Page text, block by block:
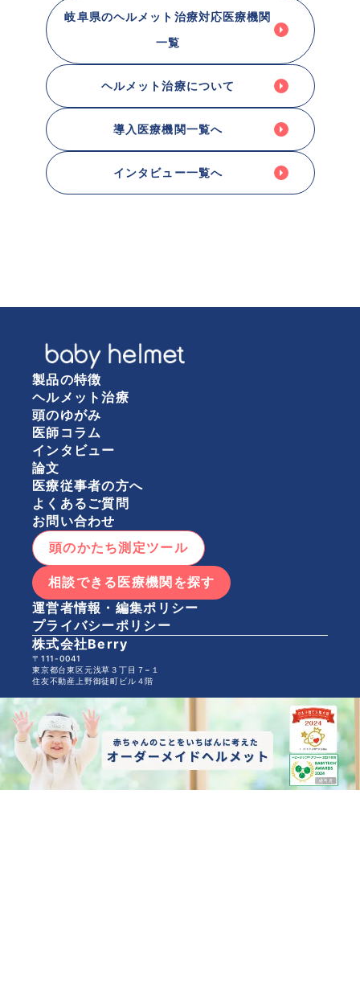
岐阜県のヘルメット治療対応医療機関
一覧
ヘルメット治療について
導入医療機関一覧へ
インタビュー一覧へ
製品の特徴
ヘルメット治療
頭のゆがみ
医師コラム
インタビュー
論文
医療従事者の方へ
よくあるご質問
お問い合わせ
頭のかたち測定ツール
相談できる医療機関を探す
運営者情報・編集ポリシー
プライバシーポリシー
株式会社Berry
〒111-0041
東京都台東区元浅草３丁目７−１
住友不動産上野御徒町ビル４階